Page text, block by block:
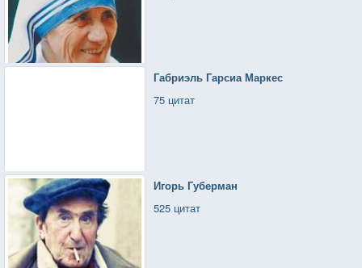
Габриэль Гарсиа Маркес
75 цитат
Игорь Губерман
525 цитат